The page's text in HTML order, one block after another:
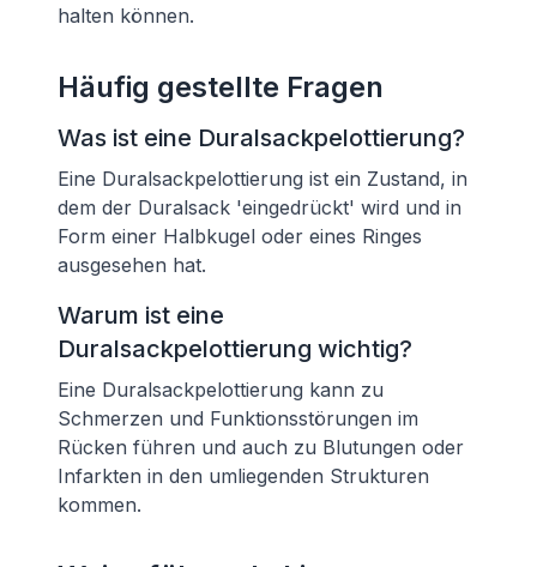
halten können.
Häufig gestellte Fragen
Was ist eine Duralsackpelottierung?
Eine Duralsackpelottierung ist ein Zustand, in
dem der Duralsack 'eingedrückt' wird und in
Form einer Halbkugel oder eines Ringes
ausgesehen hat.
Warum ist eine
Duralsackpelottierung wichtig?
Eine Duralsackpelottierung kann zu
Schmerzen und Funktionsstörungen im
Rücken führen und auch zu Blutungen oder
Infarkten in den umliegenden Strukturen
kommen.